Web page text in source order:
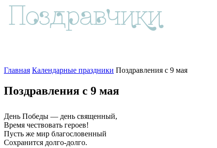
Главная Календарные праздники Поздравления с 9 мая
Поздравления с 9 мая
День Победы — день священный,
Время чествовать героев!
Пусть же мир благословенный
Сохранится долго-долго.